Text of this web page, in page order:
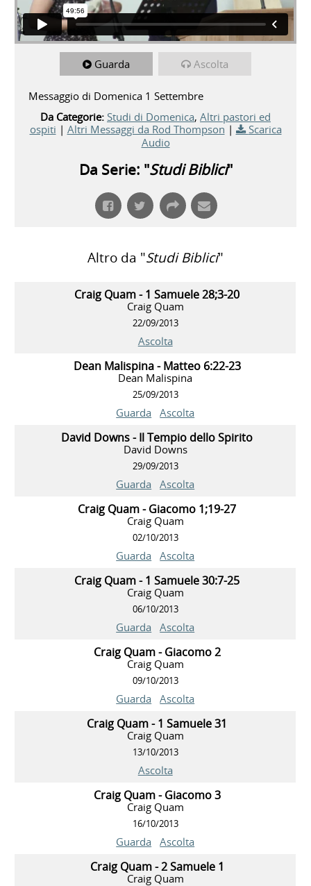
Guarda Ascolta
Messaggio di Domenica 1 Settembre
Da Categorie: Studi di Domenica, Altri pastori ed
ospiti | Altri Messaggi da Rod Thompson |
Scarica
Audio
Da Serie: "Studi Biblici"
Altro da "Studi Biblici"
Craig Quam - 1 Samuele 28;3-20
Craig Quam
22/09/2013
Ascolta
Dean Malispina - Matteo 6:22-23
Dean Malispina
25/09/2013
Guarda Ascolta
David Downs - Il Tempio dello Spirito
David Downs
29/09/2013
Guarda Ascolta
Craig Quam - Giacomo 1;19-27
Craig Quam
02/10/2013
Guarda Ascolta
Craig Quam - 1 Samuele 30:7-25
Craig Quam
06/10/2013
Guarda Ascolta
Craig Quam - Giacomo 2
Craig Quam
09/10/2013
Guarda Ascolta
Craig Quam - 1 Samuele 31
Craig Quam
13/10/2013
Ascolta
Craig Quam - Giacomo 3
Craig Quam
16/10/2013
Guarda Ascolta
Craig Quam - 2 Samuele 1
Craig Quam